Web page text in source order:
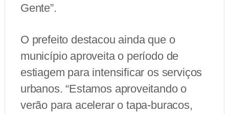
Gente”.
O prefeito destacou ainda que o
município aproveita o período de
estiagem para intensificar os serviços
urbanos. “Estamos aproveitando o
verão para acelerar o tapa-buracos,